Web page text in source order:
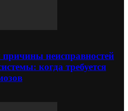
неисправностей
когда требуется